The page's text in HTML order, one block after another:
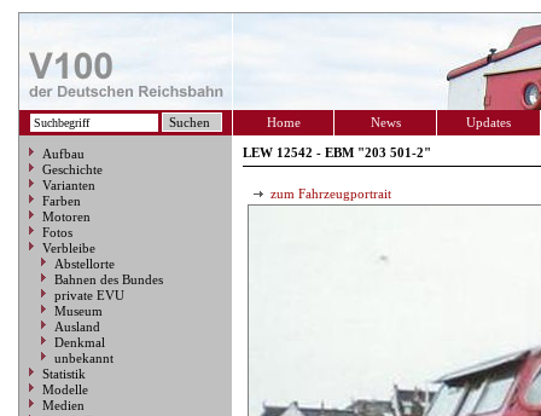
Home News Updates
Aufbau
Geschichte
Varianten
Farben
Motoren
Fotos
Verbleibe
Abstellorte
Bahnen des Bundes
private EVU
Museum
Ausland
Denkmal
unbekannt
Statistik
Modelle
Medien
LEW 12542 - EBM "203 501-2"
zum Fahrzeugportrait